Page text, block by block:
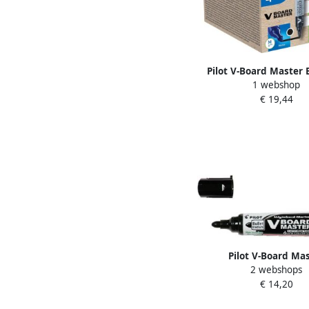
Pilot V-Board Master
whiteboardmarker
3 mm 10 stuks + 10
1 webshop
€ 19,44
Pilot V-Board
whiteboardmarker
3 mm zwart
2 webshops
€ 14,20